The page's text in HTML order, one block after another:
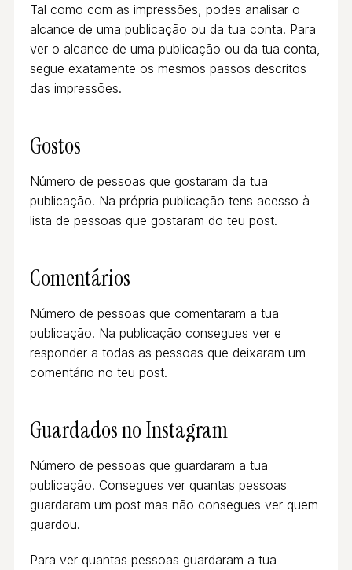
Tal como com as impressões, podes analisar o
alcance de uma publicação ou da tua conta. Para
ver o alcance de uma publicação ou da tua conta,
segue exatamente os mesmos passos descritos
das impressões.
Gostos
Número de pessoas que gostaram da tua
publicação. Na própria publicação tens acesso à
lista de pessoas que gostaram do teu post.
Comentários
Número de pessoas que comentaram a tua
publicação. Na publicação consegues ver e
responder a todas as pessoas que deixaram um
comentário no teu post.
Guardadosno Instagram
Número de pessoas que guardaram a tua
publicação. Consegues ver quantas pessoas
guardaram um post mas não consegues ver quem
guardou.
Para ver quantas pessoas guardaram a tua